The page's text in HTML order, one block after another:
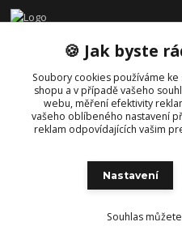
+420 606654169
(Po-Pá, 8-16 hod.)
info@iporiginal.cz
Vytvořeno na
🍪 Jak byste
Soubory cookies používáme
shopu a v případě vašeho
webu, měření efektivity
vašeho oblíbeného nastavení
reklam odpovídajících vašim
Nastavení
Souhlas